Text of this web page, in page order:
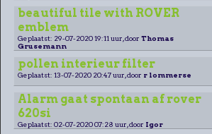
beautiful tile with ROVER
emblem
Geplaatst: 29-07-2020 19:11 uur, door Thomas
Grusemann
pollen interieur filter
Geplaatst: 13-07-2020 20:47 uur, door r lommerse
Alarm gaat spontaan af rover
620si
Geplaatst: 02-07-2020 07:28 uur, door Igor